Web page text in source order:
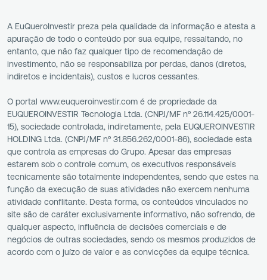
A EuQueroInvestir preza pela qualidade da informação e atesta a
apuração de todo o conteúdo por sua equipe, ressaltando, no
entanto, que não faz qualquer tipo de recomendação de
investimento, não se responsabiliza por perdas, danos (diretos,
indiretos e incidentais), custos e lucros cessantes.
O portal www.euqueroinvestir.com é de propriedade da
EUQUEROINVESTIR Tecnologia Ltda. (CNPJ/MF nº 26.114.425/0001-
15), sociedade controlada, indiretamente, pela EUQUEROINVESTIR
HOLDING Ltda. (CNPJ/MF nº 31.856.262/0001-86), sociedade esta
que controla as empresas do Grupo. Apesar das empresas
estarem sob o controle comum, os executivos responsáveis
tecnicamente são totalmente independentes, sendo que estes na
função da execução de suas atividades não exercem nenhuma
atividade conflitante. Desta forma, os conteúdos vinculados no
site são de caráter exclusivamente informativo, não sofrendo, de
qualquer aspecto, influência de decisões comerciais e de
negócios de outras sociedades, sendo os mesmos produzidos de
acordo com o juízo de valor e as convicções da equipe técnica.